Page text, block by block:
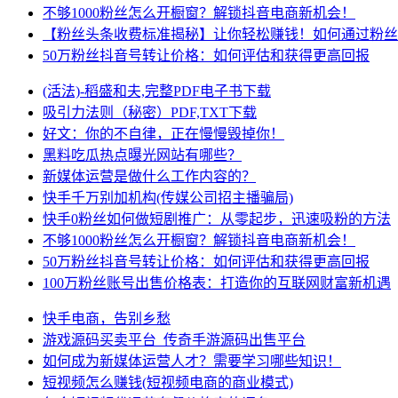
不够1000粉丝怎么开橱窗？解锁抖音电商新机会！
【粉丝头条收费标准揭秘】让你轻松赚钱！如何通过粉
50万粉丝抖音号转让价格：如何评估和获得更高回报
(活法)-稻盛和夫,完整PDF电子书下载
吸引力法则（秘密）PDF,TXT下载
好文：你的不自律，正在慢慢毁掉你！
黑料吃瓜热点曝光网站有哪些？
新媒体运营是做什么工作内容的？
快手千万别加机构(传媒公司招主播骗局)
快手0粉丝如何做短剧推广：从零起步，迅速吸粉的方法
不够1000粉丝怎么开橱窗？解锁抖音电商新机会！
50万粉丝抖音号转让价格：如何评估和获得更高回报
100万粉丝账号出售价格表：打造你的互联网财富新机遇
快手电商，告别乡愁
游戏源码买卖平台_传奇手游源码出售平台
如何成为新媒体运营人才？需要学习哪些知识！
短视频怎么赚钱(短视频电商的商业模式)